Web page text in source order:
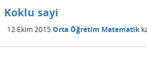
Koklu sayi
12 Ekim 2015 Orta Öğretim Matematik